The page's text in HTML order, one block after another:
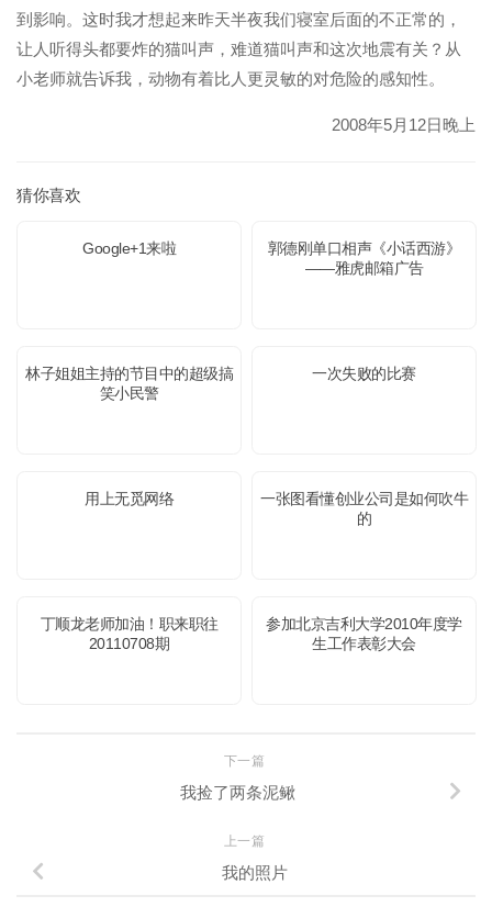
到影响。这时我才想起来昨天半夜我们寝室后面的不正常的，
让人听得头都要炸的猫叫声，难道猫叫声和这次地震有关？从
小老师就告诉我，动物有着比人更灵敏的对危险的感知性。
2008年5月12日晚上
猜你喜欢
Google+1来啦
郭德刚单口相声《小话西游》
——雅虎邮箱广告
林子姐姐主持的节目中的超级搞
笑小民警
一次失败的比赛
用上无觅网络
一张图看懂创业公司是如何吹牛
的
丁顺龙老师加油！职来职往
20110708期
参加北京吉利大学2010年度学
生工作表彰大会
下一篇
我捡了两条泥鳅
上一篇
我的照片